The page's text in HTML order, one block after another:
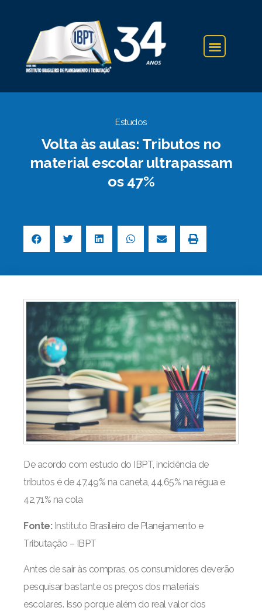
Estudos
Volta às aulas: Tributos no
material escolar ultrapassam
os 47%
De acordo com estudo do IBPT, incidência de
tributos é de 47,49% na caneta, 44,65% na régua e
42,71% na cola
Fonte:Instituto Brasileiro de Planejamento e
Tributação – IBPT
Antes de sair às compras, os consumidores deverão
pesquisar bastante os preços dos materiais
escolares. Isso porque além do real valor dos